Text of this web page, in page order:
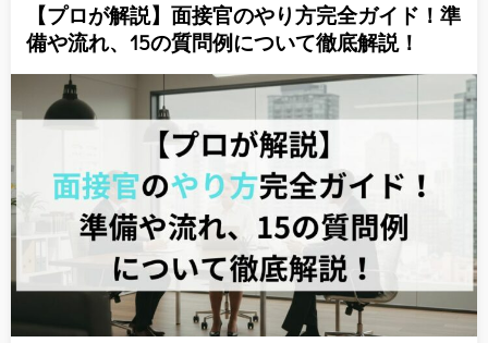
【プロが解説】面接官のやり方完全ガイド！準
備や流れ、15の質問例について徹底解説！